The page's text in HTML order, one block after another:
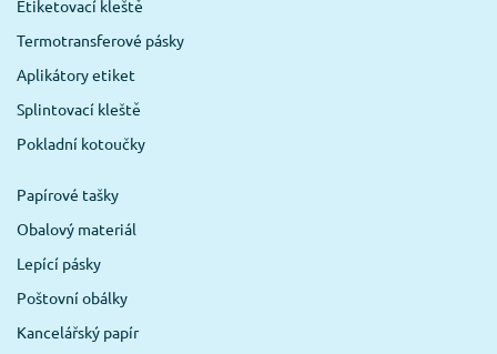
Etiketovací kleště
Termotransferové pásky
Aplikátory etiket
Splintovací kleště
Pokladní kotoučky
Papírové tašky
Obalový materiál
Lepící pásky
Poštovní obálky
Kancelářský papír